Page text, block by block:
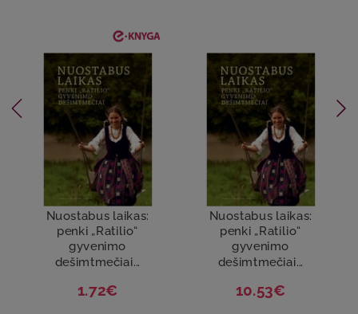
Nuostabus laikas:
penki „Ratilio“
gyvenimo
dešimtmečiai...
1.72€
Nuostabus laikas:
penki „Ratilio“
gyvenimo
dešimtmečiai...
10.53€